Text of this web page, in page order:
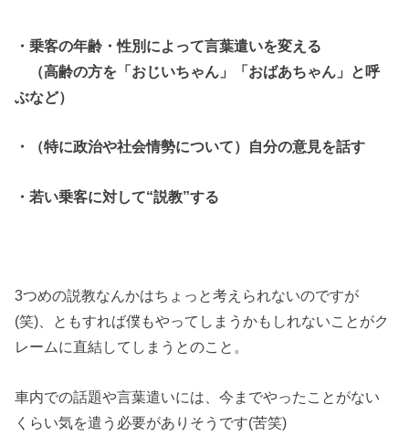
・乗客の年齢・性別によって言葉遣いを変える
（高齢の方を「おじいちゃん」「おばあちゃん」と呼
ぶなど）
・（特に政治や社会情勢について）自分の意見を話す
・若い乗客に対して“説教”する
3つめの説教なんかはちょっと考えられないのですが
(笑)、ともすれば僕もやってしまうかもしれないことがク
レームに直結してしまうとのこと。
車内での話題や言葉遣いには、今までやったことがない
くらい気を遣う必要がありそうです(苦笑)